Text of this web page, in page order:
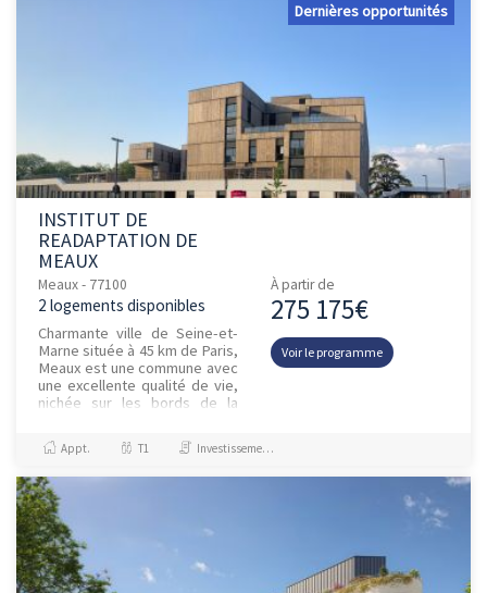
Dernières opportunités
INSTITUT DE
READAPTATION DE
MEAUX
Meaux - 77100
2 logements disponibles
Charmante ville de Seine-et-
Marne située à 45 km de Paris,
Meaux est une commune avec
une excellente qualité de vie,
nichée sur les bords de la
ultraspécialisé et en...
À partir de
275 175€
Voir le programme
Appt. T1 Investissement et Défiscalisation